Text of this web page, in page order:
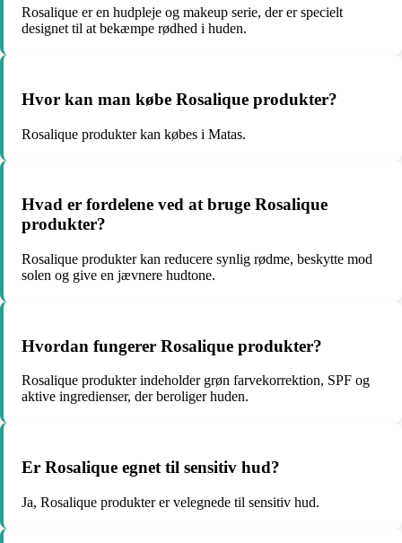
Rosalique er en hudpleje og makeup serie, der er specielt
designet til at bekæmpe rødhed i huden.
Hvor kan man købe Rosalique produkter?
Rosalique produkter kan købes i Matas.
Hvad er fordelene ved at bruge Rosalique
produkter?
Rosalique produkter kan reducere synlig rødme, beskytte mod
solen og give en jævnere hudtone.
Hvordan fungerer Rosalique produkter?
Rosalique produkter indeholder grøn farvekorrektion, SPF og
aktive ingredienser, der beroliger huden.
Er Rosalique egnet til sensitiv hud?
Ja, Rosalique produkter er velegnede til sensitiv hud.